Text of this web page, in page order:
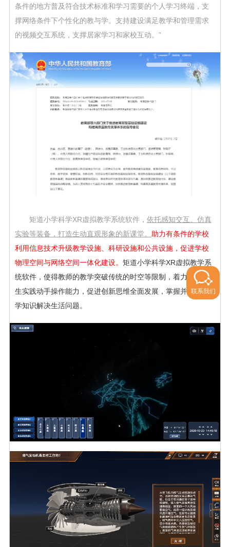
条件的地方普及符合技术标准和学习需要的个人学习终端，支
撑网络条件下个性化的教与学。支持建设满足教学和管理需求
的视频交互系统，支撑居家学习和家校互动。”
矩道小学科学XR虚拟教学系统软件， 依托感知交互、仿真
实验等装备，打造生动直观形象的新课堂。 助力有条件的学校
利用信息技术升级教学设施、科研设施和公共设施，促进学校
物理空间与网络空间一体化建设。 矩道小学科学XR虚拟教学系
统软件，使得教师的教学突破传统的时空等限制，着力提升学
生实践动手操作能力，促进创新思维全面发展，掌握并利用科
学知识解决生活问题。
联系我们